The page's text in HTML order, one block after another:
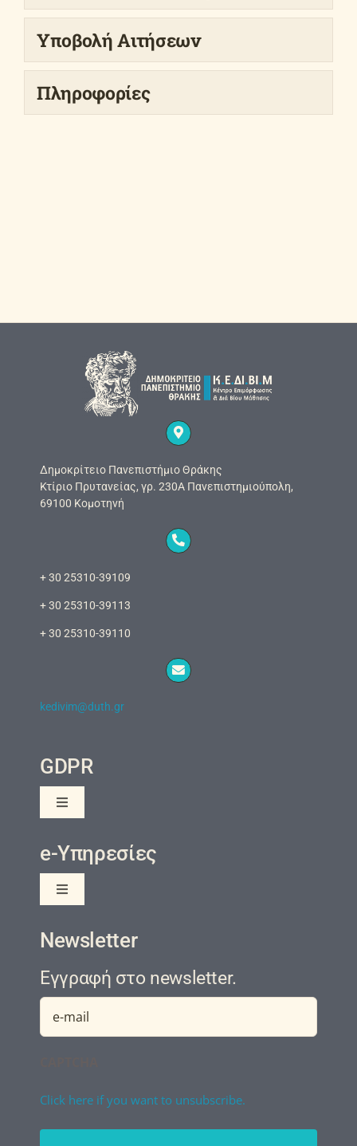
Υποβολή Αιτήσεων
Πληροφορίες
Δημοκρίτειο Πανεπιστήμιο Θράκης
Κτίριο Πρυτανείας, γρ. 230Α Πανεπιστημιούπολη,
69100 Κομοτηνή
+ 30 25310-39109
+ 30 25310-39113
+ 30 25310-39110
kedivim@duth.gr
GDPR
Toggle
Προσωπικών Δεδομένων
Ενημέρωση Ιδιωτικότητας
Πολιτική Cookies
e-Υπηρεσίες
Toggle
eClass
Helpdesk
Newsletter
Εγγραφή στο newsletter.
(Required)
Click here if you want to unsubscribe.